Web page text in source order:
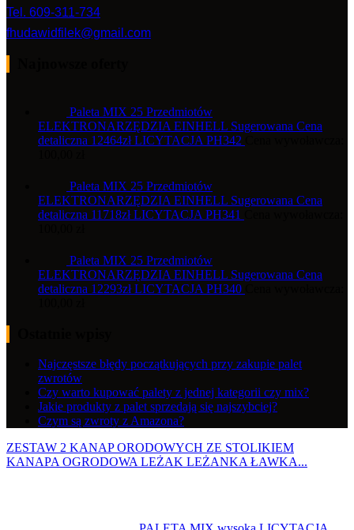
Tel. 609-311-734
fhudawidfilek@gmail.com
Paleta MIX 25 Przedmiotów
ELEKTRONARZĘDZIA EINHELL Sugerowana Cena
detaliczna 12464zł LICYTACJA PH342
Paleta MIX 25 Przedmiotów
ELEKTRONARZĘDZIA EINHELL Sugerowana Cena
detaliczna 11718zł LICYTACJA PH341
Paleta MIX 25 Przedmiotów
ELEKTRONARZĘDZIA EINHELL Sugerowana Cena
detaliczna 12293zł LICYTACJA PH340
Najczęstsze błędy początkujących przy zakupie palet
zwrotów
Czy warto kupować palety z jednej kategorii czy mix?
Jakie produkty z palet sprzedają się najszybciej?
Czym są zwroty z Amazona?
ZESTAW 2 KANAP ORODOWYCH ZE STOLIKIEM
KANAPA OGRODOWA LEŻAK LEŻANKA ŁAWKA...